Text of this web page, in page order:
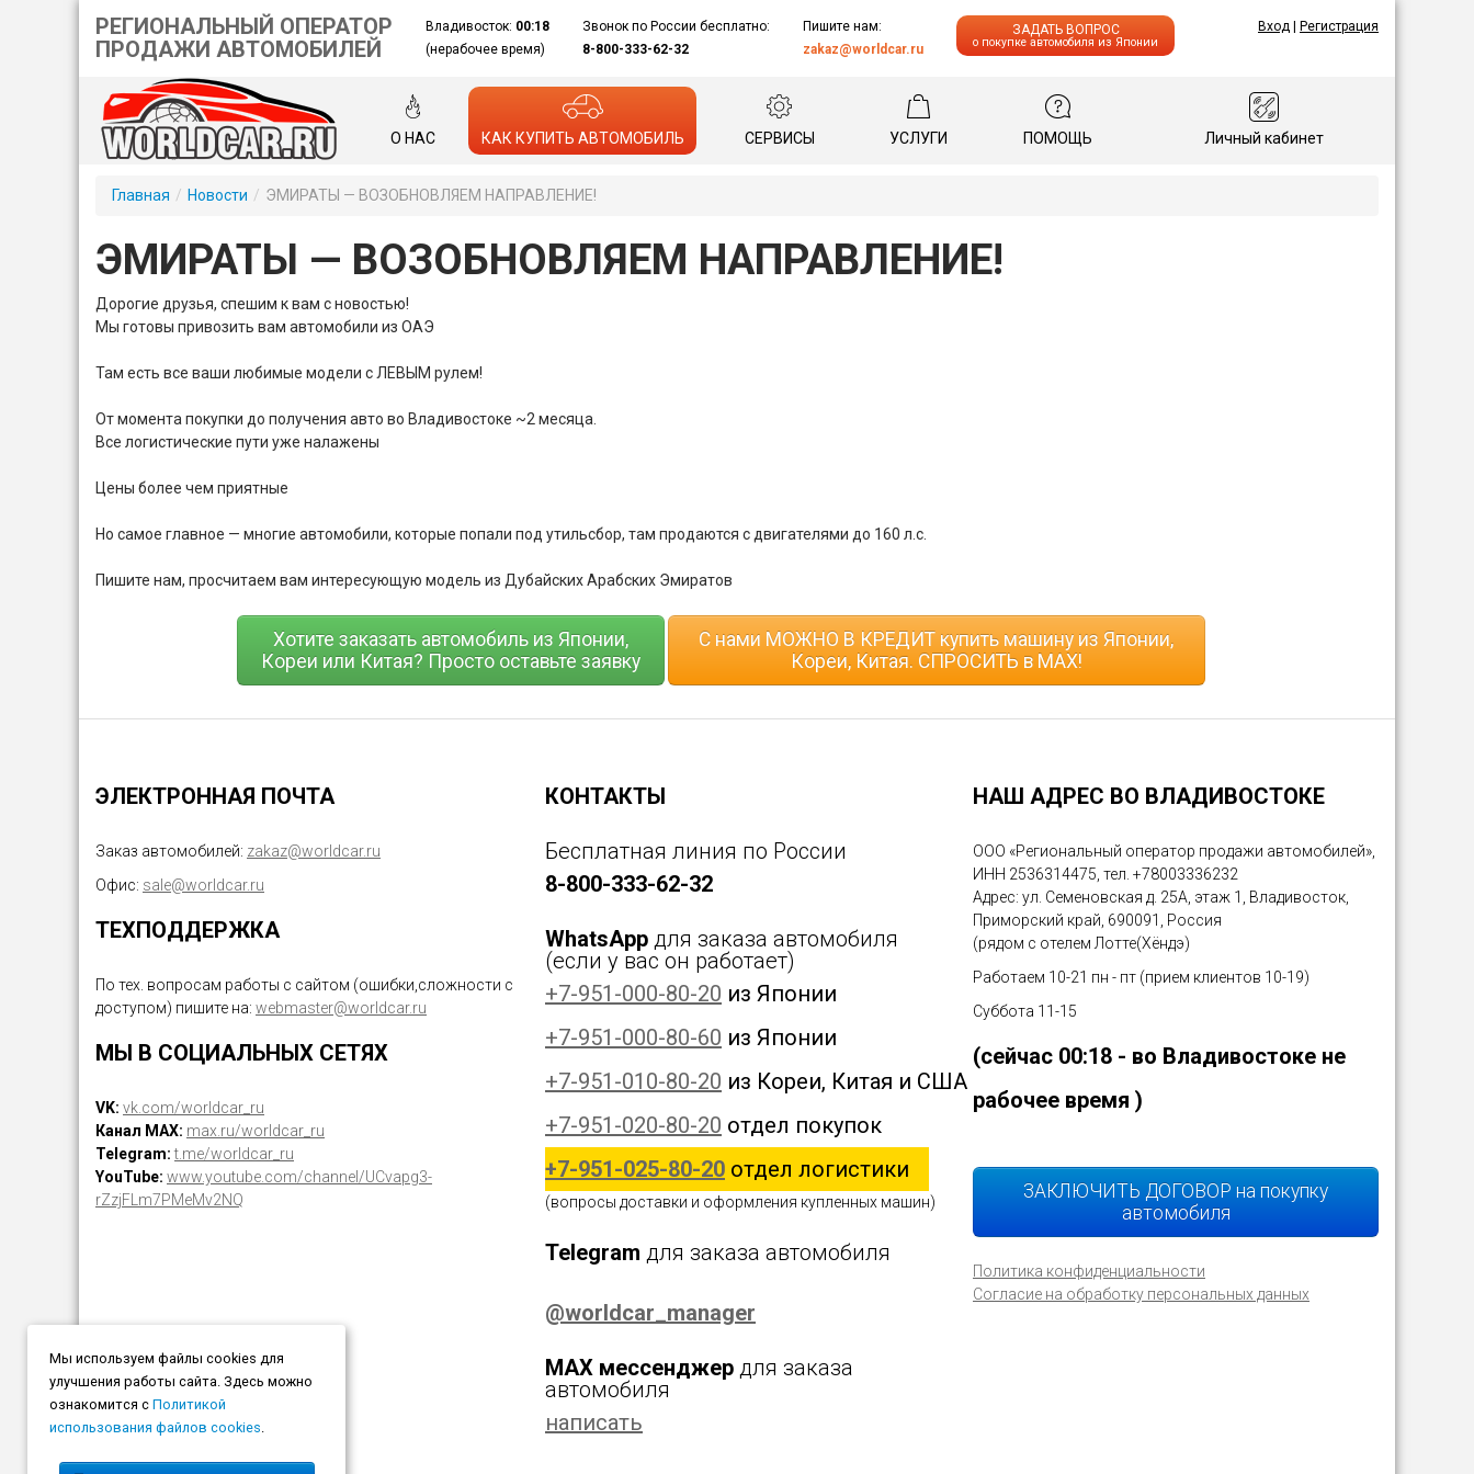
РЕГИОНАЛЬНЫЙ ОПЕРАТОР
ПРОДАЖИ АВТОМОБИЛЕЙ
Владивосток: 00:18
(нерабочее время)
Звонок по России бесплатно:
8-800-333-62-32
Пишите нам:
zakaz@worldcar.ru
ЗАДАТЬ ВОПРОС
о покупке автомобиля из Японии
Вход Регистрация
О НАС КАК КУПИТЬ АВТОМОБИЛЬ СЕРВИСЫ УСЛУГИ ПОМОЩЬ Личный кабинет
Главная / Новости / ЭМИРАТЫ — ВОЗОБНОВЛЯЕМ НАПРАВЛЕНИЕ!
ЭМИРАТЫ — ВОЗОБНОВЛЯЕМ НАПРАВЛЕНИЕ!
Дорогие друзья, спешим к вам с новостью!
Мы готовы привозить вам автомобили из ОАЭ
Там есть все ваши любимые модели с ЛЕВЫМ рулем!
От момента покупки до получения авто во Владивостоке ~2 месяца.
Все логистические пути уже налажены
Цены более чем приятные
Но самое главное — многие автомобили, которые попали под утильсбор, там продаются с двигателями до 160 л.с.
Пишите нам, просчитаем вам интересующую модель из Дубайских Арабских Эмиратов
Хотите заказать автомобиль из Японии,
Кореи или Китая? Просто оставьте заявку
С нами МОЖНО В КРЕДИТ купить машину из Японии,
Кореи, Китая. СПРОСИТЬ в MAX!
ЭЛЕКТРОННАЯ ПОЧТА
Заказ автомобилей: zakaz@worldcar.ru
Офис: sale@worldcar.ru
ТЕХПОДДЕРЖКА
По тех. вопросам работы с сайтом (ошибки,сложности с
доступом) пишите на: webmaster@worldcar.ru
МЫ В СОЦИАЛЬНЫХ СЕТЯХ
VK: vk.com/worldcar_ru
Канал MAX: max.ru/worldcar_ru
Telegram: t.me/worldcar_ru
YouTube: www.youtube.com/channel/UCvapg3-
rZzjFLm7PMeMv2NQ
КОНТАКТЫ
Бесплатная линия по России
8-800-333-62-32
WhatsApp для заказа автомобиля
(если у вас он работает)
+7-951-000-80-20 из Японии
+7-951-000-80-60 из Японии
+7-951-010-80-20 из Кореи, Китая и США
+7-951-020-80-20 отдел покупок
+7-951-025-80-20 отдел логистики
(вопросы доставки и оформления купленных машин)
Telegram для заказа автомобиля
@worldcar_manager
MAX мессенджер для заказа
автомобиля
написать
НАШ АДРЕС ВО ВЛАДИВОСТОКЕ
ООО «Региональный оператор продажи автомобилей»,
ИНН 2536314475, тел. +78003336232
Адрес: ул. Семеновская д. 25А, этаж 1, Владивосток,
Приморский край, 690091, Россия
(рядом с отелем Лотте(Хёндэ)
Работаем 10-21 пн - пт (прием клиентов 10-19)
Суббота 11-15
(сейчас 00:18 - во Владивостоке не
рабочее время )
ЗАКЛЮЧИТЬ ДОГОВОР на покупку
автомобиля
Политика конфиденциальности
Согласие на обработку персональных данных
Мы используем файлы cookies для
улучшения работы сайта. Здесь можно
ознакомится с Политикой
использования файлов cookies.